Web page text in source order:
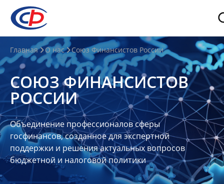
О
нас
О
СФР
Совет
Союза
Участники
Планы
отчеты
Главная О нас Союз Финансистов России
СОЮЗ ФИНАНСИСТОВ
РОССИИ
Объединение профессионалов сферы
госфинансов, созданное для экспертной
поддержки и решения актуальных вопросов
бюджетной и налоговой политики